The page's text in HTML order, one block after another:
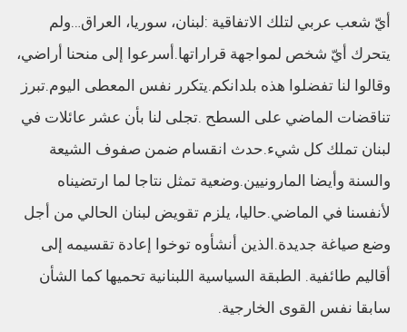
أيّ شعب عربي لتلك الاتفاقية :لبنان، سوريا، العراق…ولم
يتحرك أيّ شخص لمواجهة قراراتها.أسرعوا إلى منحنا أراضي،
وقالوا لنا تفضلوا هذه بلدانكم.يتكرر نفس المعطى اليوم.تبرز
تناقضات الماضي على السطح .تجلى لنا بأن عشر عائلات في
لبنان تملك كل شيء.حدث انقسام ضمن صفوف الشيعة
والسنة وأيضا المارونيين.وضعية تمثل نتاجا لما ارتضيناه
لأنفسنا في الماضي.حاليا، يلزم تقويض لبنان الحالي من أجل
وضع صياغة جديدة.الذين أنشأوه توخوا إعادة تقسيمه إلى
أقاليم طائفية. الطبقة السياسية اللبنانية تحميها كما الشأن
سابقا نفس القوى الخارجية.